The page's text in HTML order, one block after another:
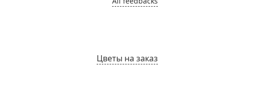
Цветы на заказ